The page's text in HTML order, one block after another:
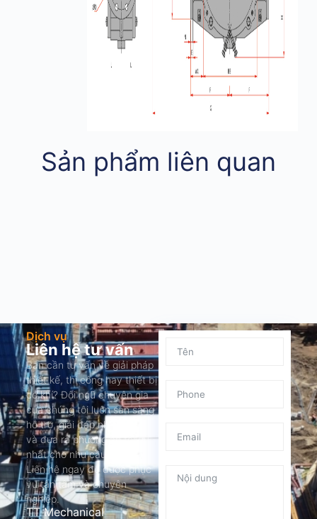
Sản phẩm liên quan
Dịch vụ
Liên hệ tư vấn
Bạn cần tư vấn về giải pháp
thiết kế, thi công hay thiết bị
cơ khí? Đội ngũ chuyên gia
của chúng tôi luôn sẵn sàng
hỗ trợ, giải đáp nhanh chóng
và đưa ra phương án tối ưu
nhất cho nhu cầu của bạn.
Liên hệ ngay để được phục
vụ tận tâm và chuyên
nghiệp.
TT Mechanical